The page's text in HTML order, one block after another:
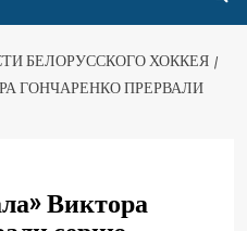
БЕЛОРУССКОГО ХОККЕЯ
ГОНЧАРЕНКО ПРЕРВАЛИ
Виктора